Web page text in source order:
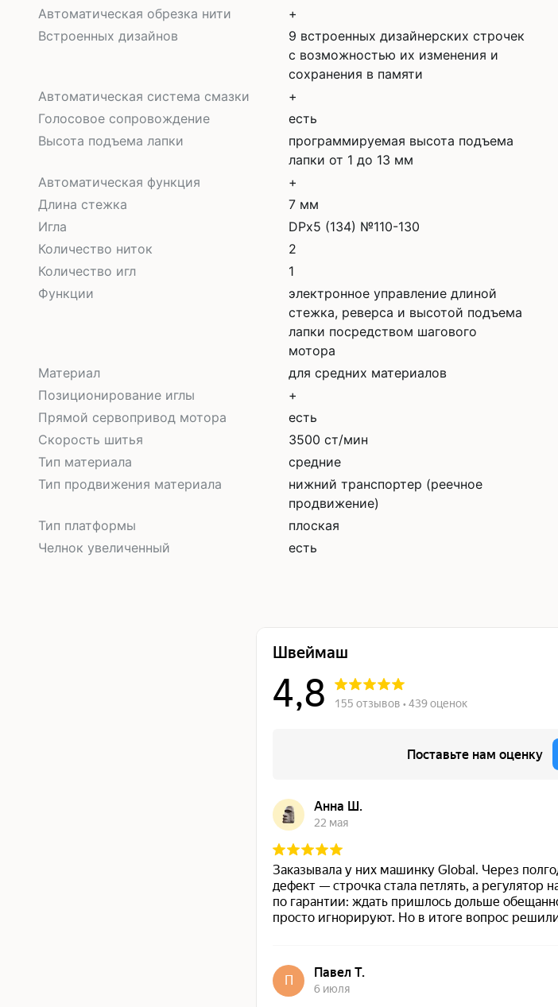
Автоматическая обрезка нити
+
Встроенных дизайнов
9 встроенных дизайнерских строчек
с возможностью их изменения и
сохранения в памяти
Автоматическая система смазки
+
Голосовое сопровождение
есть
Высота подъема лапки
программируемая высота подъема
лапки от 1 до 13 мм
Автоматическая функция
+
Длина стежка
7 мм
Игла
DPx5 (134) №110-130
Количество ниток
2
Количество игл
1
Функции
электронное управление длиной
стежка, реверса и высотой подъема
лапки посредством шагового
мотора
Материал
для средних материалов
Позиционирование иглы
+
Прямой сервопривод мотора
есть
Скорость шитья
3500 ст/мин
Тип материала
средние
Тип продвижения материала
нижний транспортер (реечное
продвижение)
Тип платформы
плоская
Челнок увеличенный
есть